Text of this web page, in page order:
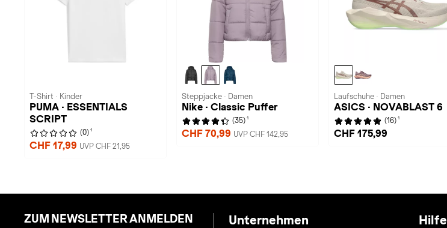
T-Shirt · Kinder
PUMA · ESSENTIALS
SCRIPT
(0) 1
CHF 17,99 UVP CHF 21,95
Steppjacke · Damen
Nike · Classic Puffer
(35) 1
CHF 70,99 UVP CHF 142,95
Laufschuhe · Damen
ASICS · NOVABLAST 6
(16) 1
CHF 175,99
ZUM NEWSLETTER ANMELDEN Unternehmen Hilfe